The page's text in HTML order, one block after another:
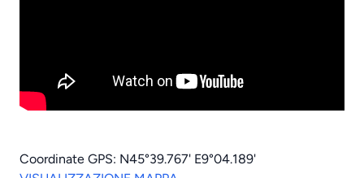
Coordinate GPS: N45°39.767' E9°04.189'